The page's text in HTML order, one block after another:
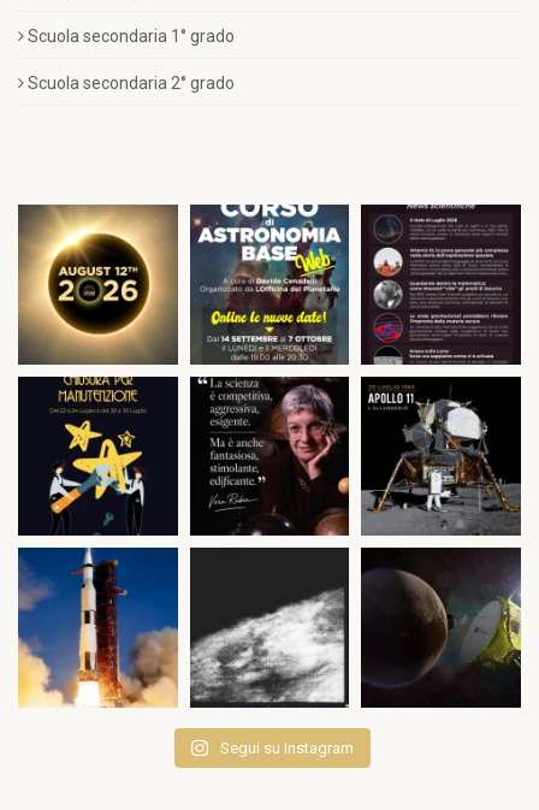
Scuola secondaria 1° grado
Scuola secondaria 2° grado
Segui su Instagram